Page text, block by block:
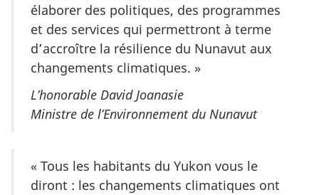
élaborer des politiques, des programmes
et des services qui permettront à terme
d’accroître la résilience du Nunavut aux
changements climatiques. »
L’honorable David Joanasie
Ministre de l’Environnement du Nunavut
« Tous les habitants du Yukon vous le
diront : les changements climatiques ont